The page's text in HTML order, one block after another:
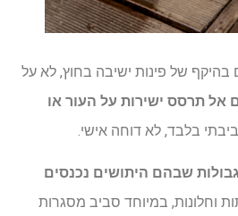
של פינות ישיבה בחוץ, לא על
אל תרסס ישירות על העור או
בלבד, לא דוחה אישי.
שבהם היתושים נכנסים
וחלונות, במיוחד סביב מסגרות